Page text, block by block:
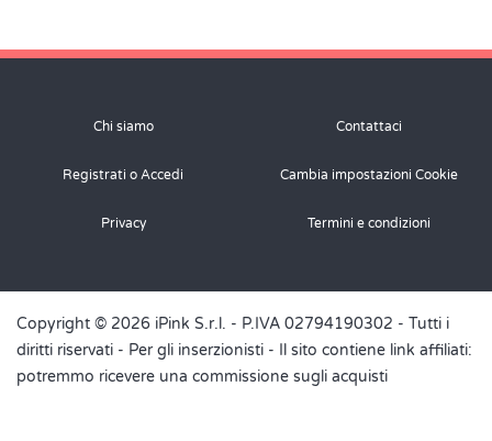
Chi siamo Contattaci
Registrati o Accedi Cambia impostazioni Cookie
Privacy Termini e condizioni
Copyright © 2026 iPink S.r.l. - P.IVA 02794190302 - Tutti i
diritti riservati - Per gli inserzionisti - Il sito contiene link affiliati:
potremmo ricevere una commissione sugli acquisti